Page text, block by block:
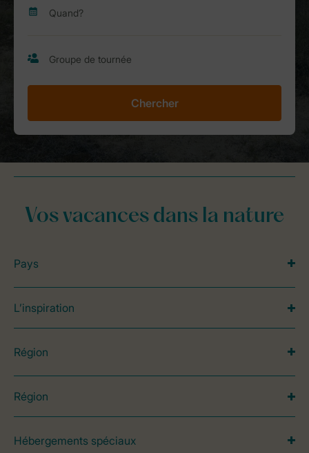
Chercher
Vos vacances dans la nature
Pays
L’inspiration
Région
Région
Hébergements spéciaux